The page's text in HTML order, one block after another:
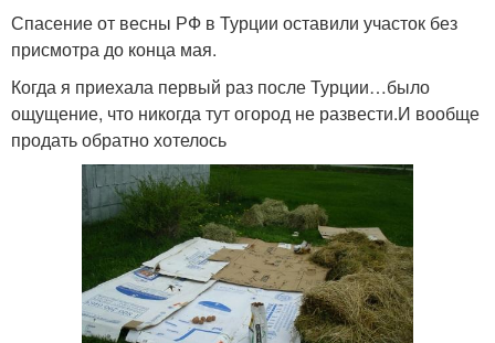
Спасение от весны РФ в Турции оставили участок без
присмотра до конца мая.
Когда я приехала первый раз после Турции…было
ощущение, что никогда тут огород не развести.И вообще
продать обратно хотелось